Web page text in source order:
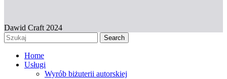
Dawid Craft 2024
Search
Home
Usługi
Wyrób biżuterii autorskiej